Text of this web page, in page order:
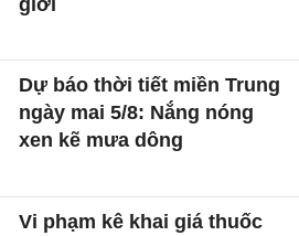
Dự báo thời tiết miền Trung
ngày mai 5/8: Nắng nóng
xen kẽ mưa dông
Vi phạm kê khai giá thuốc